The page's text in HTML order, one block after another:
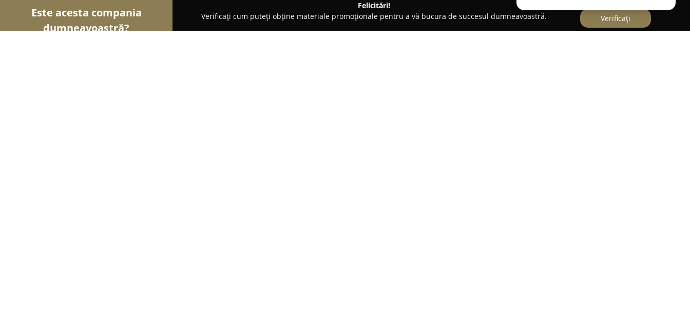
Este acesta compania
dumneavoastră?
Felicitări!
Verificați cum puteți obține materiale promoționale pentru a vă bucura de succesul dumneavoastră.
Verificați